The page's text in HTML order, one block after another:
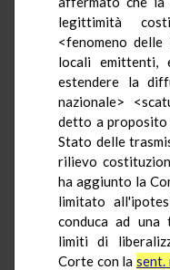
legittimità
<fenomeno
locali emittenti,
estendere la
nazionale>
detto a
Stato delle
rilievo
ha aggiunto la
limitato
conduca ad una
limiti di
Corte con la sent.